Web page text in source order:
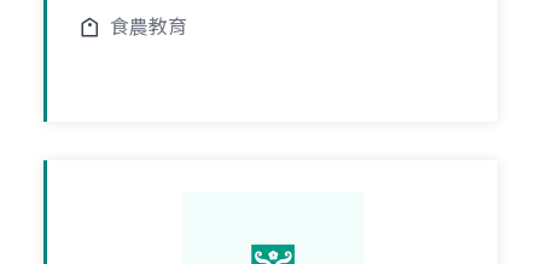
食農教育